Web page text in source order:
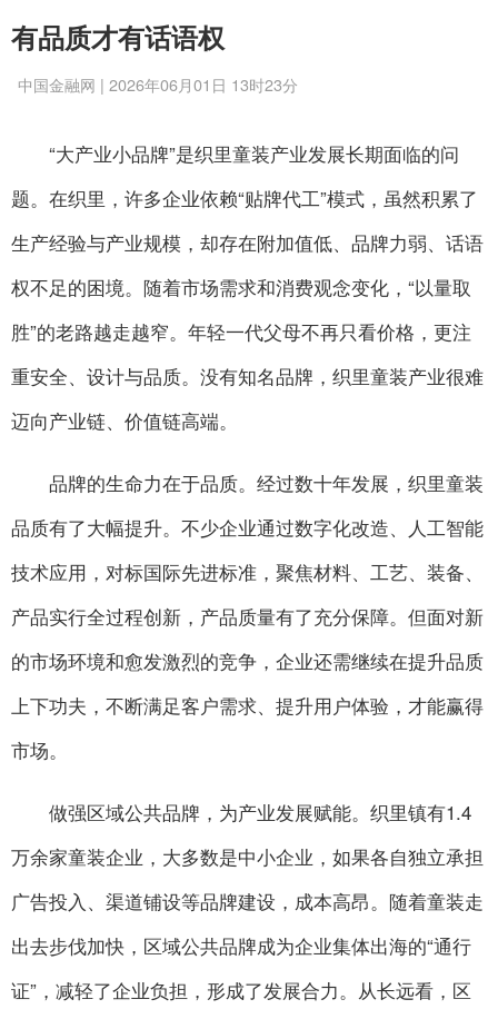
有品质才有话语权
中国金融网 | 2026年06月01日 13时23分
“大产业小品牌”是织里童装产业发展长期面临的问
题。在织里，许多企业依赖“贴牌代工”模式，虽然积累了
生产经验与产业规模，却存在附加值低、品牌力弱、话语
权不足的困境。随着市场需求和消费观念变化，“以量取
胜”的老路越走越窄。年轻一代父母不再只看价格，更注
重安全、设计与品质。没有知名品牌，织里童装产业很难
迈向产业链、价值链高端。
品牌的生命力在于品质。经过数十年发展，织里童装
品质有了大幅提升。不少企业通过数字化改造、人工智能
技术应用，对标国际先进标准，聚焦材料、工艺、装备、
产品实行全过程创新，产品质量有了充分保障。但面对新
的市场环境和愈发激烈的竞争，企业还需继续在提升品质
上下功夫，不断满足客户需求、提升用户体验，才能赢得
市场。
做强区域公共品牌，为产业发展赋能。织里镇有1.4
万余家童装企业，大多数是中小企业，如果各自独立承担
广告投入、渠道铺设等品牌建设，成本高昂。随着童装走
出去步伐加快，区域公共品牌成为企业集体出海的“通行
证”，减轻了企业负担，形成了发展合力。从长远看，区